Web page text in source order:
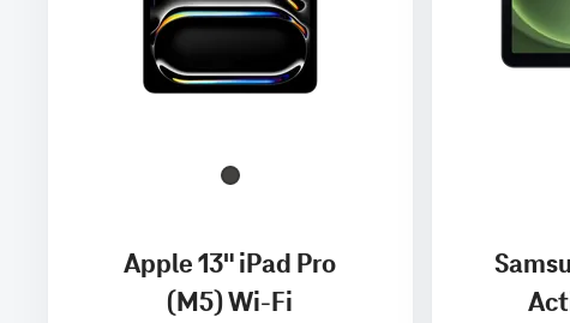
Apple 13" iPad Pro
(M5) Wi-Fi